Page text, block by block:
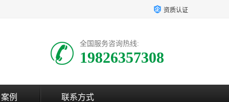
资质认证
全国服务咨询热线:
19826357308
例 联系方式